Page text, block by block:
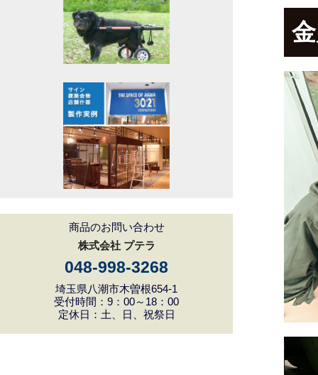
商品のお問い合わせ
株式会社 プテラ
048-998-3268
埼玉県八潮市木曽根654-1
受付時間：9：00～18：00
定休日：土、日、祝祭日